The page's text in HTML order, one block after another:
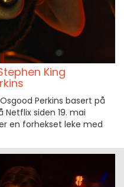
King
Perkins basert på
Netflix siden 19. mai
en forhekset leke med